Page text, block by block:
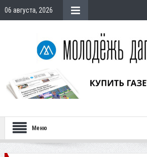
06 августа, 2026
Меню